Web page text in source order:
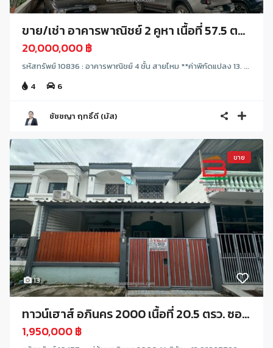
ขาย/เช่า อาคารพาณิชย์ 2 คูหา เนื้อที่ 57.5 ต...
20,000,000 ฿
รหัสทรัพย์ 10836 : อาคารพาณิชย์ 4 ชั้น สายไหม **ค่าพิกัดแปลง 13. ...
4
6
ชัชชญา ฤทธิ์ดี (มัส)
13
ขาย
ทาวน์เฮาส์ อภินคร 2000 เนื้อที่ 20.5 ตรว. ซอ...
1,950,000 ฿